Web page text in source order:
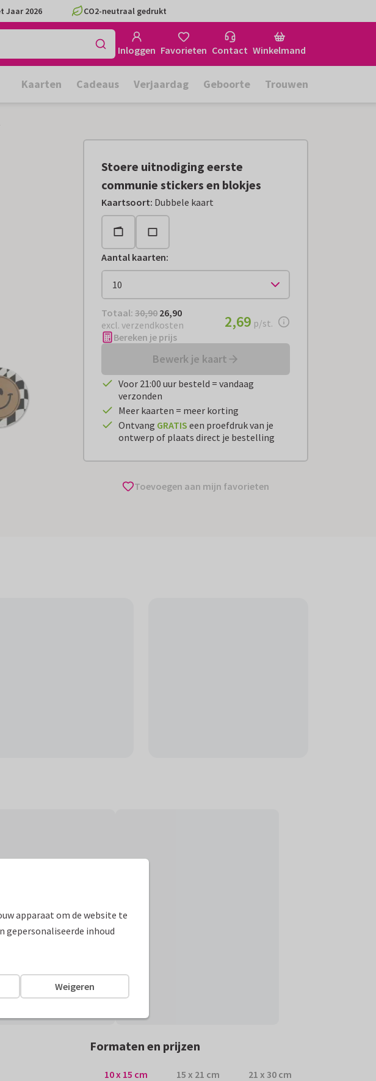
Jaar 2026 CO2-neutraal gedrukt
Inloggen Favorieten Contact Winkelmand
Kaarten Cadeaus Verjaardag Geboorte Trouwen
Stoere uitnodiging eerste
communie stickers en blokjes
Kaartsoort: Dubbele kaart
Aantal kaarten:
Totaal: € 26,90
Totaal: 30,90 26,90
excl. verzendkosten
€ 2,69per stuk
2,69 p/st.
Bereken je prijs
Bewerk je kaart
Voor 21:00 uur besteld = vandaag
verzonden
Meer kaarten = meer korting
Ontvang GRATIS een proefdruk van je
ontwerp of plaats direct je bestelling
Toevoegen aan mijn favorieten
Formaten en prijzen
10 x 15 cm 15 x 21 cm 21 x 30 cm
apparaat om de website te
gepersonaliseerde inhoud
Weigeren